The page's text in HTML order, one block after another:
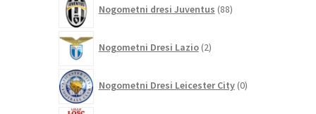
Nogometni dresi Juventus 88izdelkov
Nogometni Dresi Lazio 2izdelka
Nogometni Dresi Leicester City 0izdelkov